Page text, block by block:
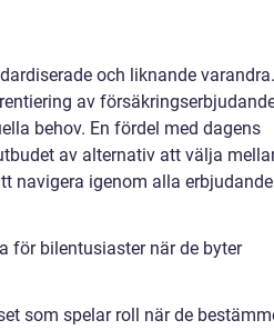
och liknande
av
behov. En fördel med dagens
av alternativ att välja
navigera igenom alla
för bilentusiaster när de byter
som spelar roll när de